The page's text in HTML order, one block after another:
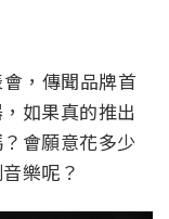
，傳聞品牌首
如果真的推出
會願意花多少
樂呢？